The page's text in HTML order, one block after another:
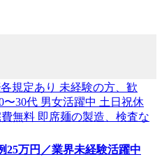
25万円／業界未経験活躍中